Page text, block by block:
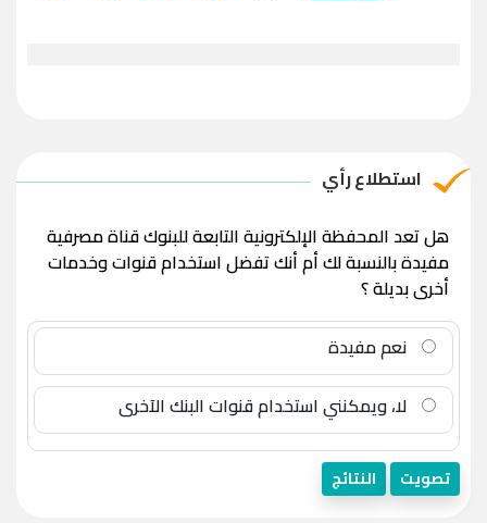
استطلاع رأي
هل تعد المحفظة الإلكترونية التابعة للبنوك قناة مصرفية
مفيدة بالنسبة لك أم أنك تفضل استخدام قنوات وخدمات
أخرى بديلة ؟
نعم مفيدة
لا، ويمكنني استخدام قنوات البنك الآخرى
تصويت النتائج